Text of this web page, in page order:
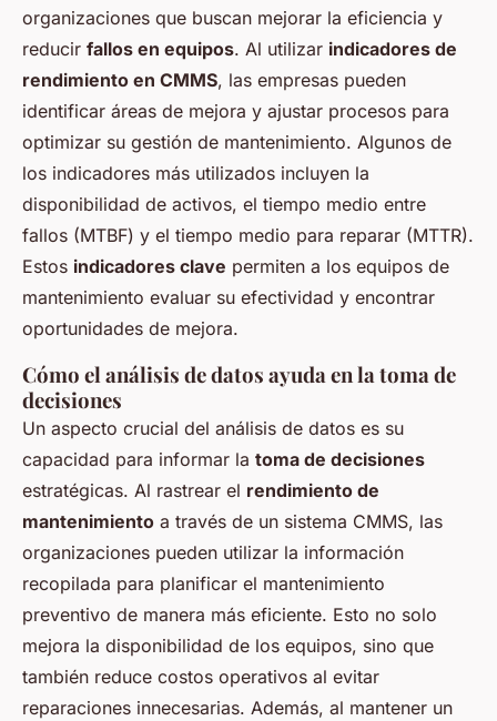
organizaciones que buscan mejorar la eficiencia y
reducir fallos en equipos. Al utilizar indicadores de
rendimiento en CMMS, las empresas pueden
identificar áreas de mejora y ajustar procesos para
optimizar su gestión de mantenimiento. Algunos de
los indicadores más utilizados incluyen la
disponibilidad de activos, el tiempo medio entre
fallos (MTBF) y el tiempo medio para reparar (MTTR).
Estos indicadores clave permiten a los equipos de
mantenimiento evaluar su efectividad y encontrar
oportunidades de mejora.
Cómo el análisis de datos ayuda en la toma de
decisiones
Un aspecto crucial del análisis de datos es su
capacidad para informar la toma de decisiones
estratégicas. Al rastrear el rendimiento de
mantenimiento a través de un sistema CMMS, las
organizaciones pueden utilizar la información
recopilada para planificar el mantenimiento
preventivo de manera más eficiente. Esto no solo
mejora la disponibilidad de los equipos, sino que
también reduce costos operativos al evitar
reparaciones innecesarias. Además, al mantener un